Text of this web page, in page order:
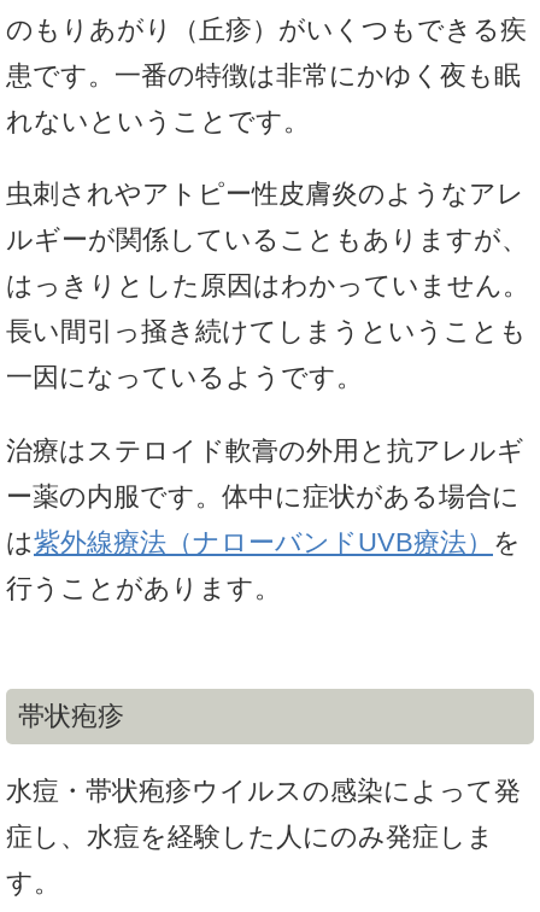
のもりあがり（丘疹）がいくつもできる疾
患です。一番の特徴は非常にかゆく夜も眠
れないということです。
虫刺されやアトピー性皮膚炎のようなアレ
ルギーが関係していることもありますが、
はっきりとした原因はわかっていません。
長い間引っ掻き続けてしまうということも
一因になっているようです。
治療はステロイド軟膏の外用と抗アレルギ
ー薬の内服です。体中に症状がある場合に
は紫外線療法（ナローバンドUVB療法） を
行うことがあります。
帯状疱疹
水痘・帯状疱疹ウイルスの感染によって発
症し、水痘を経験した人にのみ発症しま
す。